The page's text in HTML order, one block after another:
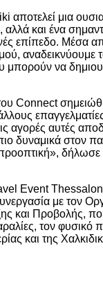
μια
και ένα
επίπεδο. Μέσα
αναδεικνύουμε
μπορούν να
Connect
αγορές αυτές
δυναμικά στον
δήλωσε
Event
με τον
και Προβολής,
τον φυσικό
και της